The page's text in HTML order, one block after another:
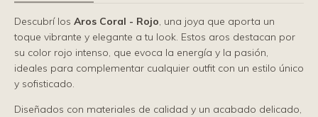
Descubrí los Aros Coral - Rojo, una joya que aporta un
toque vibrante y elegante a tu look. Estos aros destacan por
su color rojo intenso, que evoca la energía y la pasión,
ideales para complementar cualquier outfit con un estilo único
y sofisticado.
Diseñados con materiales de calidad y un acabado delicado,